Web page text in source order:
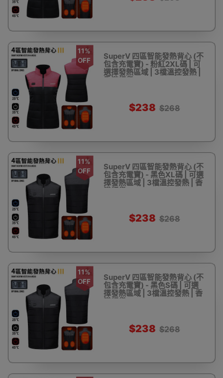
11%
OFF
SuperV 四區智能發熱背心 (不
包含充電寶) - 粉紅2XL碼 | 可
選擇發熱區域 | 3檔溫控發熱 |
香港行貨
$238 $268
11%
OFF
SuperV 四區智能發熱背心 (不
包含充電寶) - 黑色XL碼 | 可選
擇發熱區域 | 3檔溫控發熱 | 香
港行貨
$238 $268
11%
OFF
SuperV 四區智能發熱背心 (不
包含充電寶) - 黑色S碼 | 可選
擇發熱區域 | 3檔溫控發熱 | 香
港行貨
$238 $268